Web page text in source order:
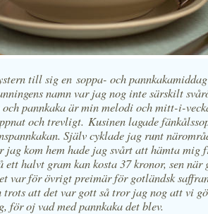
till sig en soppa- och
namn var jag nog inte särskilt
och pannkaka är min melodi och mitt-i-
och trevligt. Kusinen lagade
Själv cyklade jag runt
jag kom hem hade jag svårt att hämta mig
ett halvt gram kan kosta 37 kronor, sen när
var för övrigt preimär för gotländsk
trots att det var gott så tror jag nog att vi
för oj vad med pannkaka det blev.